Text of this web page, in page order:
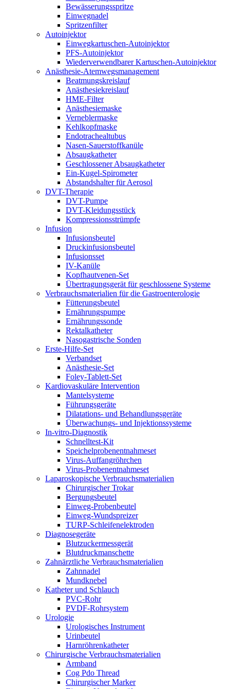
Bewässerungsspritze
Einwegnadel
Spritzenfilter
Autoinjektor
Einwegkartuschen-Autoinjektor
PFS-Autoinjektor
Wiederverwendbarer Kartuschen-Autoinjektor
Anästhesie-Atemwegsmanagement
Beatmungskreislauf
Anästhesiekreislauf
HME-Filter
Anästhesiemaske
Verneblermaske
Kehlkopfmaske
Endotrachealtubus
Nasen-Sauerstoffkanüle
Absaugkatheter
Geschlossener Absaugkatheter
Ein-Kugel-Spirometer
Abstandshalter für Aerosol
DVT-Therapie
DVT-Pumpe
DVT-Kleidungsstück
Kompressionsstrümpfe
Infusion
Infusionsbeutel
Druckinfusionsbeutel
Infusionsset
IV-Kanüle
Kopfhautvenen-Set
Übertragungsgerät für geschlossene Systeme
Verbrauchsmaterialien für die Gastroenterologie
Fütterungsbeutel
Ernährungspumpe
Ernährungssonde
Rektalkatheter
Nasogastrische Sonden
Erste-Hilfe-Set
Verbandset
Anästhesie-Set
Foley-Tablett-Set
Kardiovaskuläre Intervention
Mantelsysteme
Führungsgeräte
Dilatations- und Behandlungsgeräte
Überwachungs- und Injektionssysteme
In-vitro-Diagnostik
Schnelltest-Kit
Speichelprobenentnahmeset
Virus-Auffangröhrchen
Virus-Probenentnahmeset
Laparoskopische Verbrauchsmaterialien
Chirurgischer Trokar
Bergungsbeutel
Einweg-Probenbeutel
Einweg-Wundspreizer
TURP-Schleifenelektroden
Diagnosegeräte
Blutzuckermessgerät
Blutdruckmanschette
Zahnärztliche Verbrauchsmaterialien
Zahnnadel
Mundknebel
Katheter und Schlauch
PVC-Rohr
PVDF-Rohrsystem
Urologie
Urologisches Instrument
Urinbeutel
Harnröhrenkatheter
Chirurgische Verbrauchsmaterialien
Armband
Cog Pdo Thread
Chirurgischer Marker